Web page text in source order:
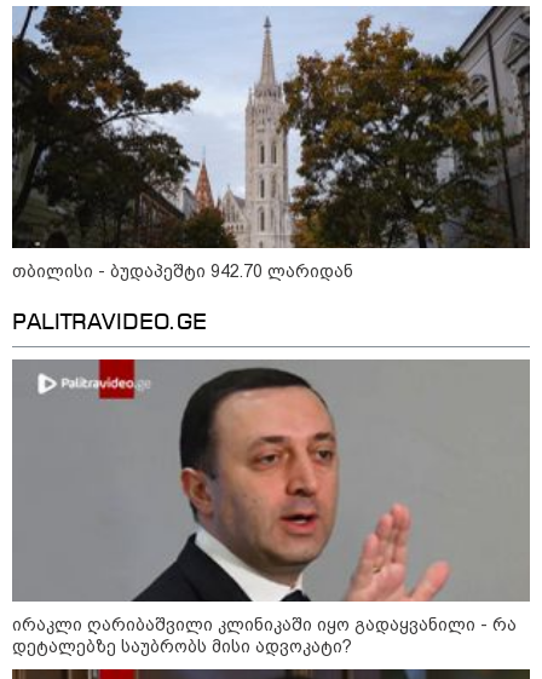
თბილისი - რომი 1272.70 ლარიდან
მნიშვნელოვანი ინფორმაცია
Hisense წარმოგიდგენთ გზავნილს "ინოვაციები
უკეთესი ცხოვრებისათვის" FIFA-ს 2026 წლის
მსოფლიო ჩემპიონატზე™
სამართალი
თბილისი - ბუდაპეშტი 942.70 ლარიდან
PALITRAVIDEO.GE
ირაკლი ღარიბაშვილი კლინიკაში იყო გადაყვანილი - რა
დეტალებზე საუბრობს მისი ადვოკატი?